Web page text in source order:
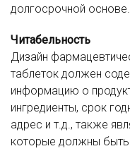
долгосрочной основе.
Читабельность
Дизайн
таблеток должен
информацию о
ингредиенты, срок
адрес и т.д., также
которые должны